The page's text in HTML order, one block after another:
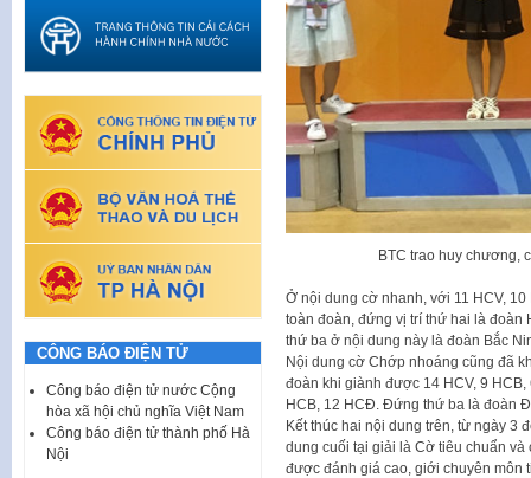
BTC trao huy chương,
Ở nội dung cờ nhanh, với 11 HCV,
toàn đoàn, đứng vị trí thứ hai là đoàn
thứ ba ở nội dung này là đoàn Bắc
Nội dung cờ Chớp nhoáng cũng đã
đoàn khi giành được 14 HCV, 9
HCB, 12 HCĐ. Đứng thứ ba là đoàn
Kết thúc hai nội dung trên, từ ngày 3
dung cuối tại giải là Cờ tiêu chuẩn
được đánh giá cao, giới chuyên môn
CÔNG BÁO ĐIỆN TỬ
Công báo điện tử nước Cộng
hòa xã hội chủ nghĩa Việt Nam
Công báo điện tử thành phố Hà
Nội